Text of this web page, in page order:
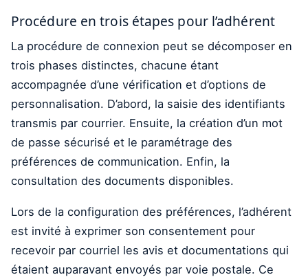
Procédure en trois étapes pour l’adhérent
La procédure de connexion peut se décomposer en
trois phases distinctes, chacune étant
accompagnée d’une vérification et d’options de
personnalisation. D’abord, la saisie des identifiants
transmis par courrier. Ensuite, la création d’un mot
de passe sécurisé et le paramétrage des
préférences de communication. Enfin, la
consultation des documents disponibles.
Lors de la configuration des préférences, l’adhérent
est invité à exprimer son consentement pour
recevoir par courriel les avis et documentations qui
étaient auparavant envoyés par voie postale. Ce